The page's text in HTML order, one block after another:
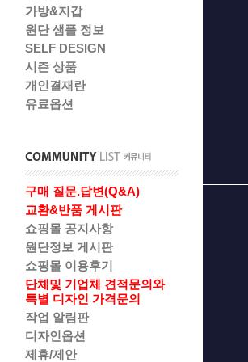
가방&지갑
원단 샘플 정보
SELF DESIGN
시즌 상품
개인결재란
유료옵션
구매 질문.답변(Q&A)
교환&반품 게시판
쇼핑몰 공지사항
원단정보 게시판
쇼핑몰 이용후기
단체및 기업체 견적문의와
특별 디자인 가격문의
작업 알림판
디자인옵션
제휴/제안